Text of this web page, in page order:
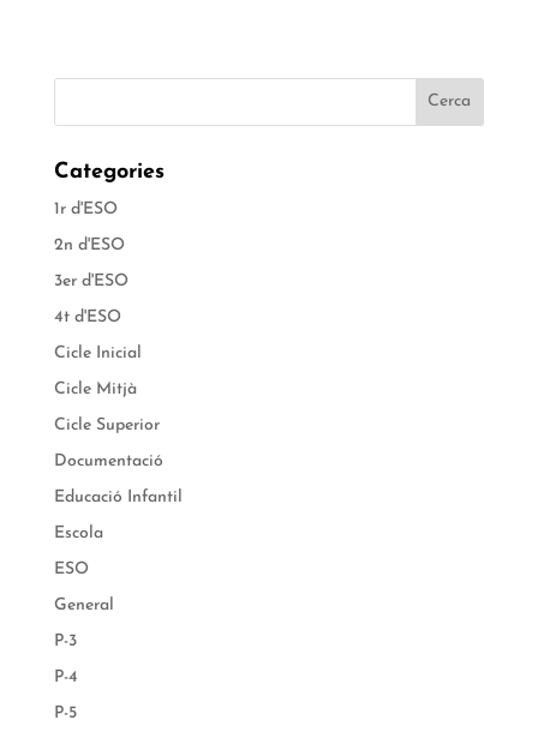
Categories
1r d'ESO
2n d'ESO
3er d'ESO
4t d'ESO
Cicle Inicial
Cicle Mitjà
Cicle Superior
Documentació
Educació Infantil
Escola
ESO
General
P-3
P-4
P-5